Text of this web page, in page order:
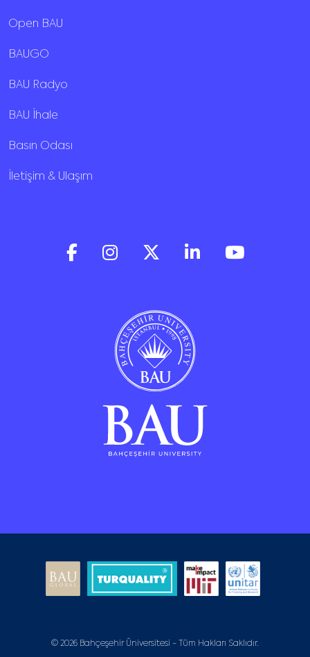
Open BAU
BAUGO
BAU Radyo
BAU İhale
Basın Odası
İletişim & Ulaşım
© 2026 Bahçeşehir Üniversitesi - Tüm Hakları Saklıdır.